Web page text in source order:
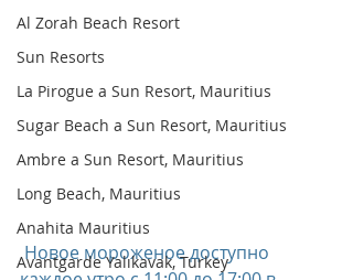
Al Zorah Beach Resort
Sun Resorts
La Pirogue a Sun Resort, Mauritius
Sugar Beach a Sun Resort, Mauritius
Ambre a Sun Resort, Mauritius
Long Beach, Mauritius
Anahita Mauritius
Avantgarde Yalıkavak, Turkey
Новое мороженое доступно